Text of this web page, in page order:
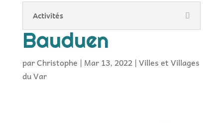
Activités
Bauduen
parChristophe | Mar 13, 2022|Villes et Villages
du Var